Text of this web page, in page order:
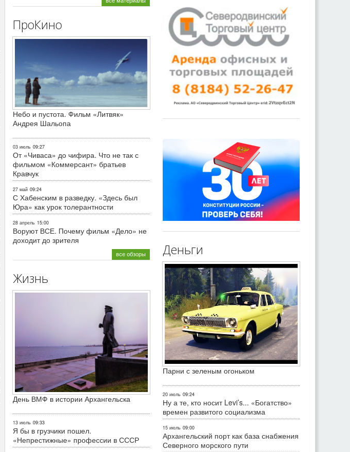
ПроКино
Небо и пустота. Фильм «Литвяк»
Андрея Шальопа
03 июль 09:27
От «Чиваса» до чифира. Что не так с
фильмом «Коммерсант» братьев
Кравчук
27 май 09:24
С Хабенским в разведку. «Здесь был
Юра» как урок толерантности
28 апрель 15:00
Воруют ВСЕ. Почему фильм «Дело» не
доходит до зрителя
все обзоры
Жизнь
День ВМФ в истории Архангельска
13 июль 09:33
Я бы в грузчики пошел.
«Непрестижные» профессии в СССР
Деньги
Парни с зеленым огоньком
20 июль 09:24
Ну а те, кто носит Levi’s... «Богатство»
времен развитого социализма
15 июль 09:00
Архангельский порт как база снабжения
Северного морского пути